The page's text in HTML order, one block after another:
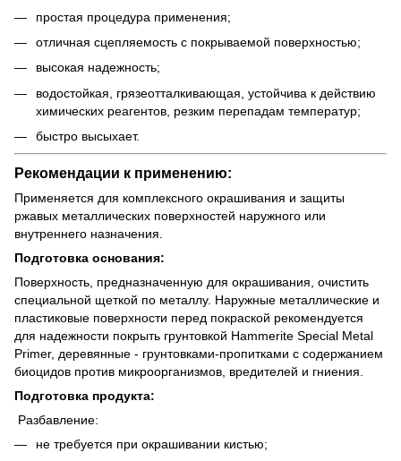
простая процедура применения;
отличная сцепляемость с покрываемой поверхностью;
высокая надежность;
водостойкая, грязеотталкивающая, устойчива к действию
химических реагентов, резким перепадам температур;
быстро высыхает.
Рекомендации к применению:
Применяется для комплексного окрашивания и защиты
ржавых металлических поверхностей наружного или
внутреннего назначения.
Подготовка основания:
Поверхность, предназначенную для окрашивания, очистить
специальной щеткой по металлу. Наружные металлические и
пластиковые поверхности перед покраской рекомендуется
для надежности покрыть грунтовкой Hammerite Special Metal
Primer, деревянные - грунтовками-пропитками с содержанием
биоцидов против микроорганизмов, вредителей и гниения.
Подготовка продукта:
Разбавление:
не требуется при окрашивании кистью;